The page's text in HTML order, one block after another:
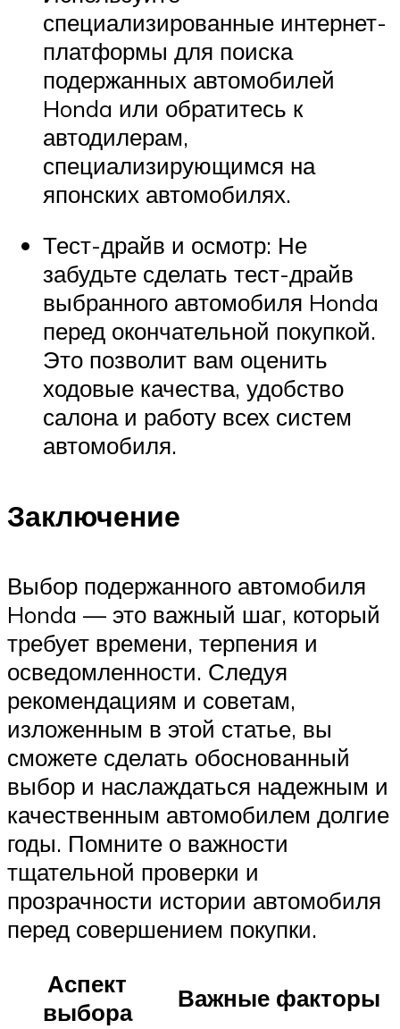
специализированные интернет-
платформы для поиска
подержанных автомобилей
Honda или обратитесь к
автодилерам,
специализирующимся на
японских автомобилях.
Тест-драйв и осмотр: Не
забудьте сделать тест-драйв
выбранного автомобиля Honda
перед окончательной покупкой.
Это позволит вам оценить
ходовые качества, удобство
салона и работу всех систем
автомобиля.
Заключение
Выбор подержанного автомобиля
Honda — это важный шаг, который
требует времени, терпения и
осведомленности. Следуя
рекомендациям и советам,
изложенным в этой статье, вы
сможете сделать обоснованный
выбор и наслаждаться надежным и
качественным автомобилем долгие
годы. Помните о важности
тщательной проверки и
прозрачности истории автомобиля
перед совершением покупки.
Аспект
выбора
Важные факторы